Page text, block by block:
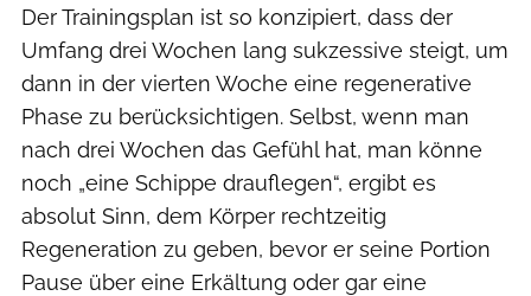
Der Trainingsplan ist so konzipiert, dass der
Umfang drei Wochen lang sukzessive steigt, um
dann in der vierten Woche eine regenerative
Phase zu berücksichtigen. Selbst, wenn man
nach drei Wochen das Gefühl hat, man könne
noch „eine Schippe drauflegen“, ergibt es
absolut Sinn, dem Körper rechtzeitig
Regeneration zu geben, bevor er seine Portion
Pause über eine Erkältung oder gar eine